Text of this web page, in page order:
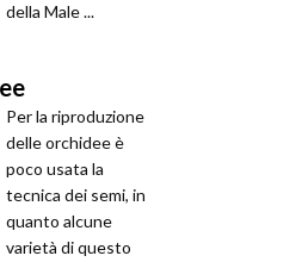
della Male ...
Per la riproduzione
delle orchidee è
poco usata la
tecnica dei semi, in
quanto alcune
varietà di questo